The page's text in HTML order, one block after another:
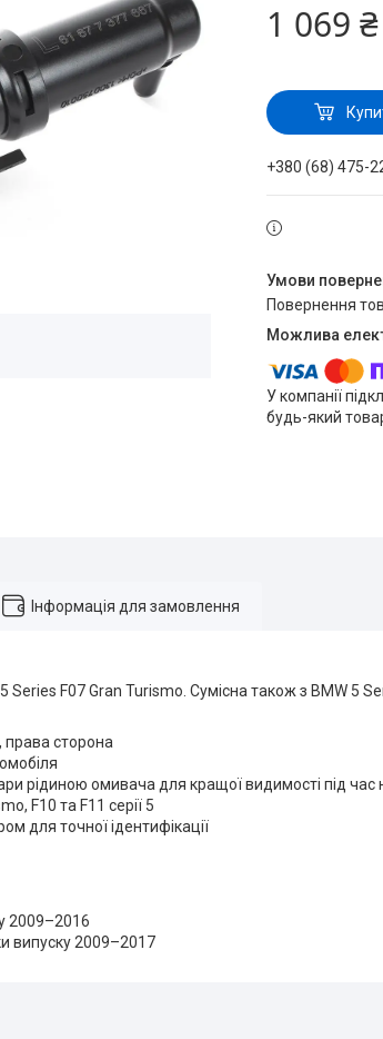
1 069 ₴
+380 (68) 475-
повернення
У компанії
будь-який
Інформація для замовлення
F07 Gran Turismo. Сумісна також з BMW 5
сторона
рідиною омивача для кращої видимості під час
F10 та F11 серії 5
для точної ідентифікації
2009–2016
випуску 2009–2017